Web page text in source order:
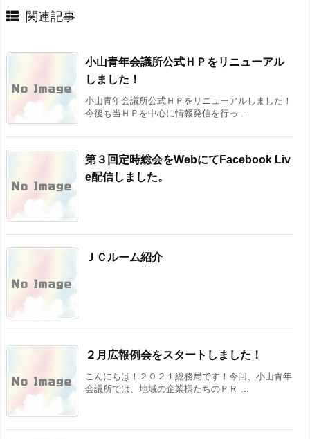
関連記事
小山青年会議所公式ＨＰをリニューアル
しました！
小山青年会議所公式ＨＰをリニューアルしました！
今後も当ＨＰを中心に情報発信を行っ ...
第３回定時総会をWebにてFacebook Liv
e配信しました。
ＪＣルーム紹介
２月広報例会をスタートしました！
こんにちは！２０２１総務局です！今回、小山青年
会議所では、地域の企業様たちのＰＲ ...